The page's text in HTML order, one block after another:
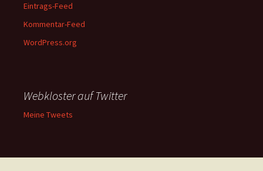
Eintrags-Feed
Kommentar-Feed
WordPress.org
Webkloster auf Twitter
Meine Tweets